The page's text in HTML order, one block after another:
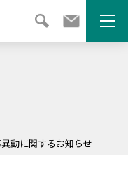
メニ
動に関するお知らせ